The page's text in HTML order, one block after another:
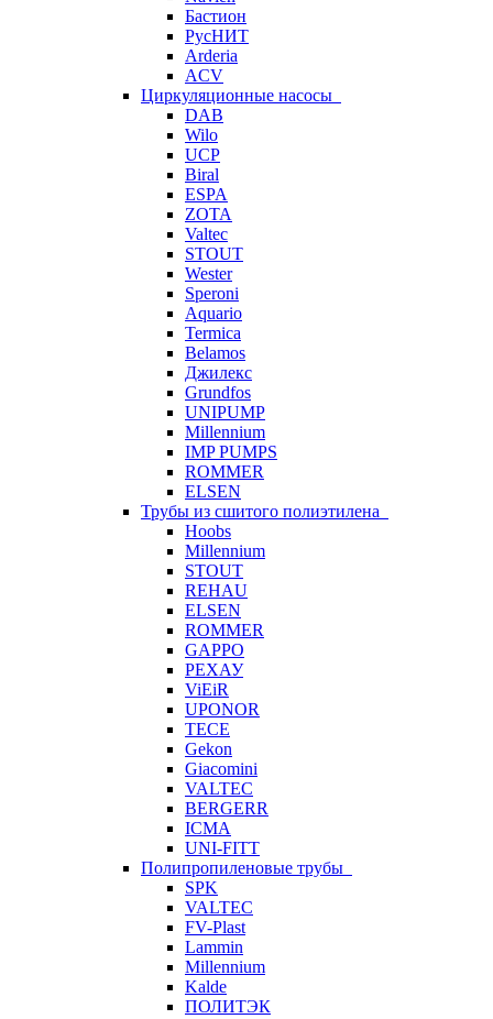
Бастион
РусНИТ
Arderia
ACV
Циркуляционные насосы
DAB
Wilo
UCP
Biral
ESPA
ZOTA
Valtec
STOUT
Wester
Speroni
Aquario
Termica
Belamos
Джилекс
Grundfos
UNIPUMP
Millennium
IMP PUMPS
ROMMER
ELSEN
Трубы из сшитого полиэтилена
Hoobs
Millennium
STOUT
REHAU
ELSEN
ROMMER
GAPPO
РЕХАУ
ViEiR
UPONOR
TECE
Gekon
Giacomini
VALTEC
BERGERR
ICMA
UNI-FITT
Полипропиленовые трубы
SPK
VALTEC
FV-Plast
Lammin
Millennium
Kalde
ПОЛИТЭК